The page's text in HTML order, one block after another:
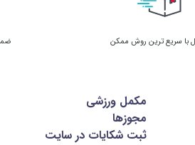
با سریع ترین روش ممکن
مکمل ورزشی
مجوزها
ثبت شکایات در سایت